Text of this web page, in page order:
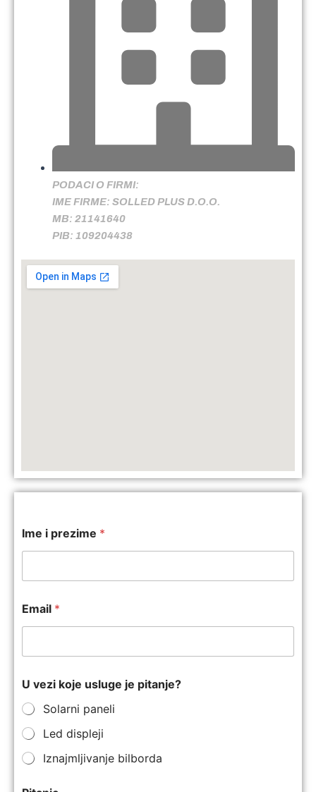
PODACI O FIRMI:
IME FIRME: SOLLED PLUS D.O.O.
MB: 21141640
PIB: 109204438
Ime i prezime *
Email *
U vezi koje usluge je pitanje?
Solarni paneli
Led displeji
Iznajmljivanje bilborda